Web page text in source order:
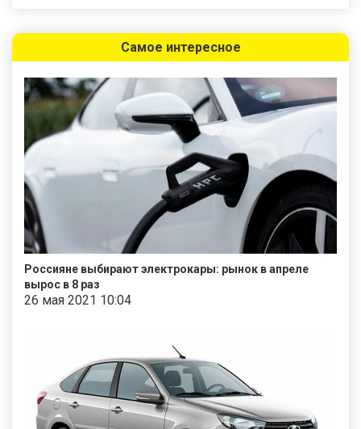
Самое интересное
Россияне выбирают электрокары: рынок в апреле
вырос в 8 раз
26 мая 2021 10:04